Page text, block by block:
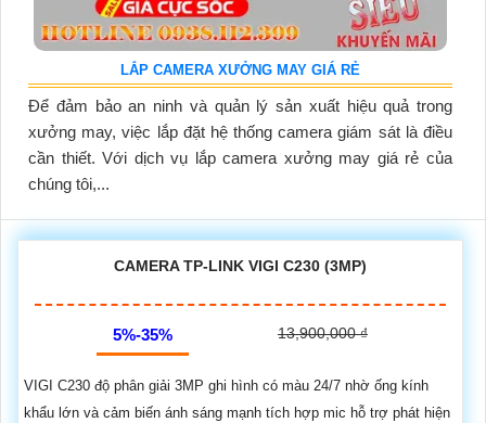
LẮP CAMERA XƯỞNG MAY GIÁ RẺ
Để đảm bảo an ninh và quản lý sản xuất hiệu quả trong
xưởng may, việc lắp đặt hệ thống camera giám sát là điều
cần thiết. Với dịch vụ lắp camera xưởng may giá rẻ của
chúng tôi,...
CAMERA TP-LINK VIGI C230 (3MP)
5%-35% 13,900,000 ₫
VIGI C230 độ phân giải 3MP ghi hình có màu 24/7 nhờ ống kính
khẩu lớn và cảm biến ánh sáng mạnh tích hợp mic hỗ trợ phát hiện